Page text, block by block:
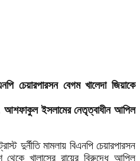
চেয়ারপারসন বেগম খালেদা জিয়াকে
আশফাকুল ইসলামের নেতৃত্বাধীন আপিল
দুর্নীতি মামলায় বিএনপি চেয়ারপারসন
থেকে খালাসের রায়ের বিরুদ্ধে আপিল